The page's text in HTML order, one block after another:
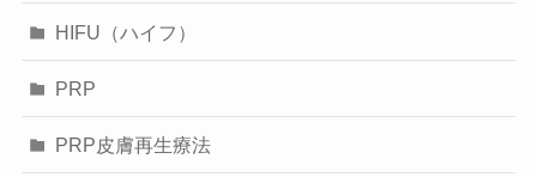
HIFU（ハイフ）
PRP
PRP皮膚再生療法